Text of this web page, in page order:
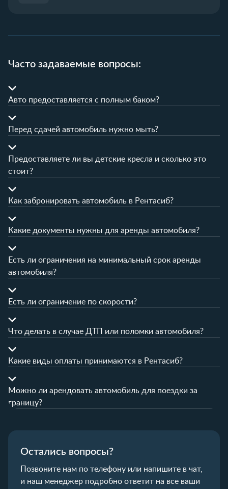
Часто задаваемые вопросы:
Авто предоставляется с полным баком?
Перед сдачей автомобиль нужно мыть?
Предоставляете ли вы детские кресла и сколько это
стоит?
Как забронировать автомобиль в Рентасиб?
Какие документы нужны для аренды автомобиля?
Есть ли ограничения на минимальный срок аренды
автомобиля?
Есть ли ограничение по скорости?
Что делать в случае ДТП или поломки автомобиля?
Какие виды оплаты принимаются в Рентасиб?
Можно ли арендовать автомобиль для поездки за
границу?
Остались вопросы?
Позвоните нам по телефону или напишите в чат,
и наш менеджер подробно ответит на все ваши